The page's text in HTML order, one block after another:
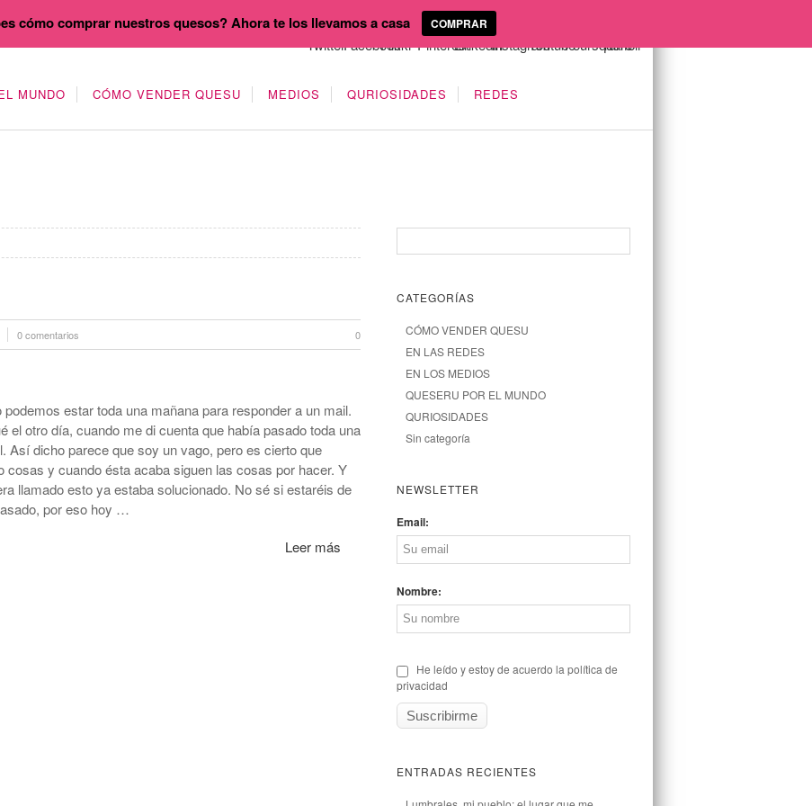
MUNDO CÓMO VENDER QUESU MEDIOS QURIOSIDADES REDES
0 comentarios 0
estar toda una mañana para responder a un mail.
el otro día, cuando me di cuenta que había pasado toda una
Así dicho parece que soy un vago, pero es cierto que
cosas y cuando ésta acaba siguen las cosas por hacer. Y
llamado esto ya estaba solucionado. No sé si estaréis de
por eso hoy …
Leer más
CATEGORÍAS
CÓMO VENDER QUESU
EN LAS REDES
EN LOS MEDIOS
QUESERU POR EL MUNDO
QURIOSIDADES
Sin categoría
NEWSLETTER
Email:
Nombre:
He leído y estoy de acuerdo la política de
privacidad
ENTRADAS RECIENTES
cómo comprar nuestros quesos? Ahora te los llevamos a casa COMPRAR